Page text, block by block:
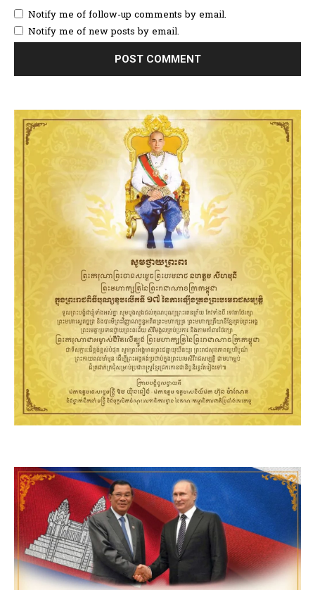
Notify me of follow-up comments by email.
Notify me of new posts by email.